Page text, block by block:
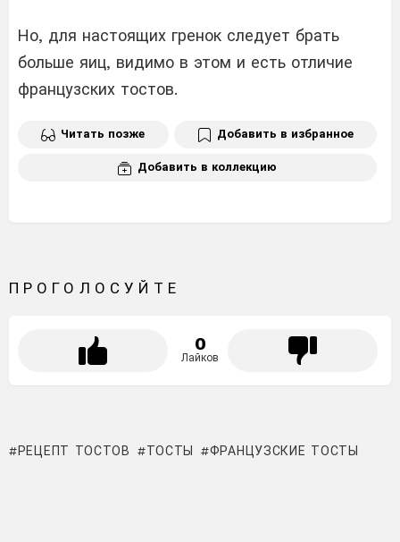
Но, для настоящих гренок следует брать
больше яиц, видимо в этом и есть отличие
французских тостов.
Читать позже Добавить в избранное
Добавить в коллекцию
ПРОГОЛОСУЙТЕ
0
Лайков
РЕЦЕПТ ТОСТОВ ТОСТЫ ФРАНЦУЗСКИЕ ТОСТЫ